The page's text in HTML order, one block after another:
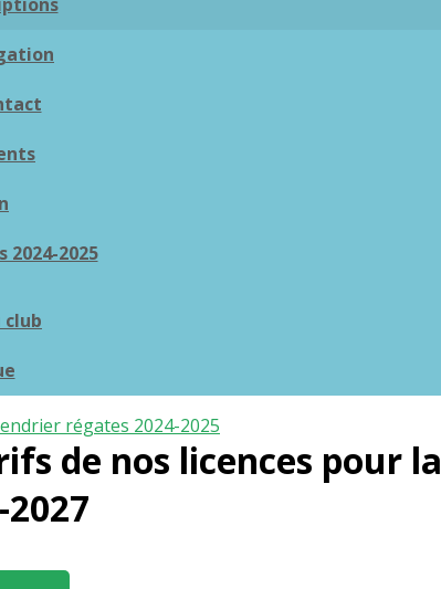
2025
club
régates 2024-2025
de nos licences pour la